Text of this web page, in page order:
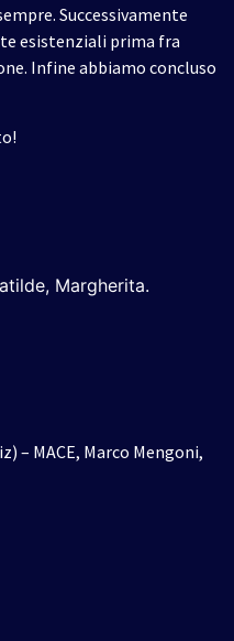
Successivamente
esistenziali prima fra
Infine abbiamo concluso
Margherita.
– MACE, Marco Mengoni,